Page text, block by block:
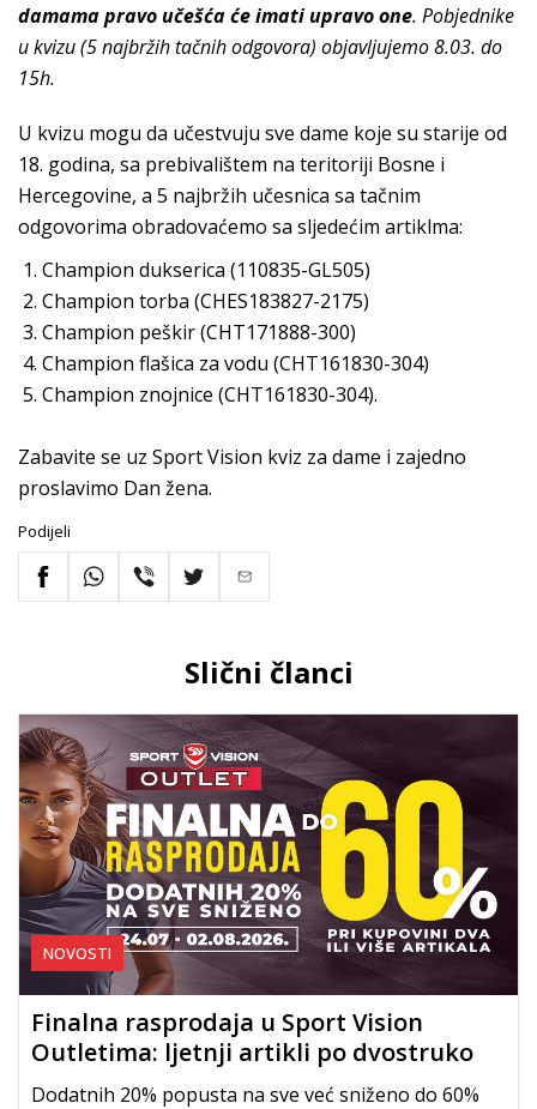
damama pravo učešća će imati upravo one. Pobjednike
u kvizu (5 najbržih tačnih odgovora) objavljujemo 8.03. do
15h.
U kvizu mogu da učestvuju sve dame koje su starije od
18. godina, sa prebivalištem na teritoriji Bosne i
Hercegovine, a 5 najbržih učesnica sa tačnim
odgovorima obradovaćemo sa sljedećim artiklma:
Champion dukserica (110835-GL505)
Champion torba (CHES183827-2175)
Champion peškir (CHT171888-300)
Champion flašica za vodu (CHT161830-304)
Champion znojnice (CHT161830-304).
Zabavite se uz Sport Vision kviz za dame i zajedno
proslavimo Dan žena.
Podijeli
Slični članci
NOVOSTI
Finalna rasprodaja u Sport Vision
Outletima: ljetnji artikli po dvostruko
nižim cijenama
Dodatnih 20% popusta na sve već sniženo do 60%